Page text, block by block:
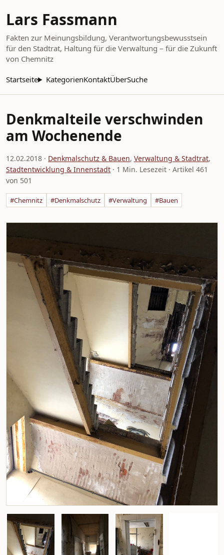
Lars Fassmann
Fakten zur Meinungsbildung, Verantwortungsbewusstsein
für den Stadtrat, Haltung für die Verwaltung – für die Zukunft
von Chemnitz
Startseite KategorienKontaktÜberSuche
Denkmalteile verschwinden
am Wochenende
12.02.2018 · Denkmalschutz & Bauen, Verwaltung & Stadtrat,
Stadtentwicklung & Innenstadt · 1 Min. Lesezeit · Artikel 461
von 501
#Chemnitz #Denkmalschutz #Verwaltung #Bauen